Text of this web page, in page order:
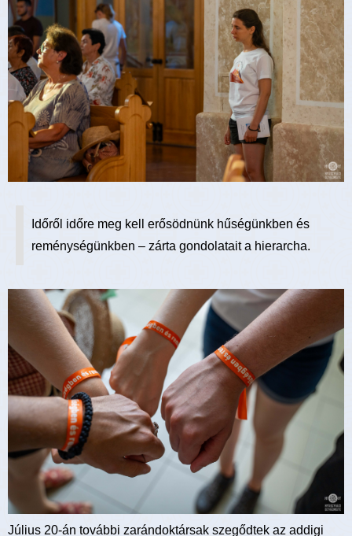
Időről időre meg kell erősödnünk hűségünkben és
reménységünkben – zárta gondolatait a hierarcha.
Július 20-án további zarándoktársak szegődtek az addigi